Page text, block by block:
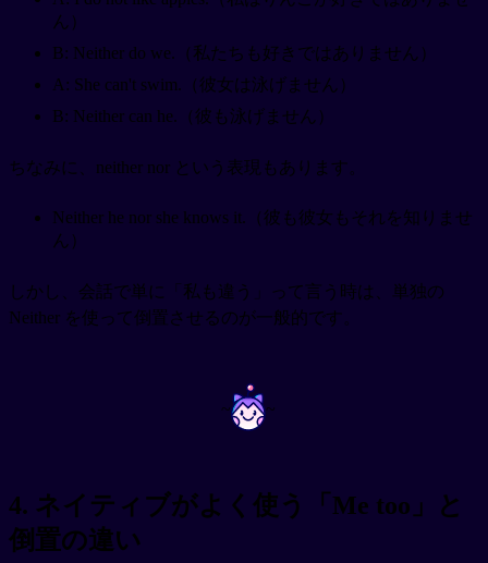
ん）
B: Neither do we.（私たちも好きではありません）
A: She can't swim.（彼女は泳げません）
B: Neither can he.（彼も泳げません）
ちなみに、neither nor という表現もあります。
Neither he nor she knows it.（彼も彼女もそれを知りませ
ん）
しかし、会話で単に「私も違う」って言う時は、単独の
Neither を使って倒置させるのが一般的です。
~ ~
4. ネイティブがよく使う「Me too」と
倒置の違い